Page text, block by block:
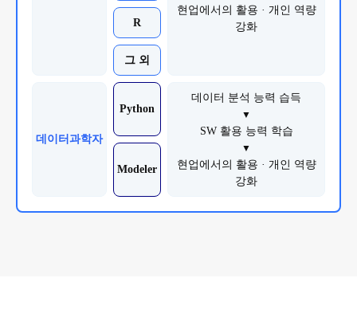
현업에서의 활용 · 개인 역량
강화
R
그 외
데이터과학자
Python
데이터 분석 능력 습득
▼
SW 활용 능력 학습
▼
현업에서의 활용 · 개인 역량
강화
Modeler